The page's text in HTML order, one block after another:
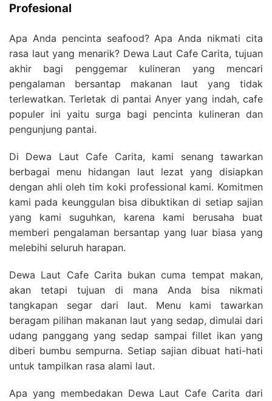
Profesional
Apa Anda pencinta seafood? Apa Anda nikmati cita
rasa laut yang menarik? Dewa Laut Cafe Carita, tujuan
akhir bagi penggemar kulineran yang mencari
pengalaman bersantap makanan laut yang tidak
terlewatkan. Terletak di pantai Anyer yang indah, cafe
populer ini yaitu surga bagi pencinta kulineran dan
pengunjung pantai.
Di Dewa Laut Cafe Carita, kami senang tawarkan
berbagai menu hidangan laut lezat yang disiapkan
dengan ahli oleh tim koki professional kami. Komitmen
kami pada keunggulan bisa dibuktikan di setiap sajian
yang kami suguhkan, karena kami berusaha buat
memberi pengalaman bersantap yang luar biasa yang
melebihi seluruh harapan.
Dewa Laut Cafe Carita bukan cuma tempat makan,
akan tetapi tujuan di mana Anda bisa nikmati
tangkapan segar dari laut. Menu kami tawarkan
beragam pilihan makanan laut yang sedap, dimulai dari
udang panggang yang sedap sampai fillet ikan yang
diberi bumbu sempurna. Setiap sajian dibuat hati-hati
untuk tampilkan rasa alami laut.
Apa yang membedakan Dewa Laut Cafe Carita dari